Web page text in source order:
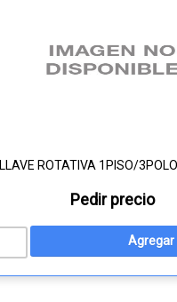
LLAVE ROTATIVA 1PISO/
Pedir precio